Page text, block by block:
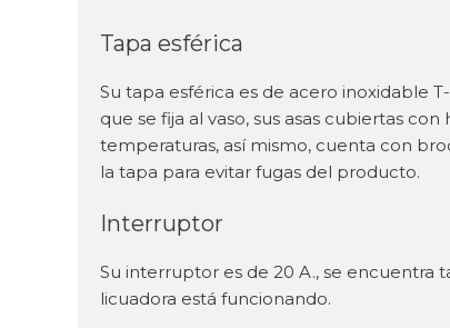
Tapa esférica
Su tapa esférica es de acero inoxidable
que se fija al vaso, sus asas cubiertas
temperaturas, así mismo, cuenta con
la tapa para evitar fugas del producto.
Interruptor
Su interruptor es de 20 A., se encuentra
licuadora está funcionando.